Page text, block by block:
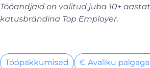
Tööandjaid on valitud juba 10+
katusbrändina Top Employer.
Tööpakkumised € Avaliku